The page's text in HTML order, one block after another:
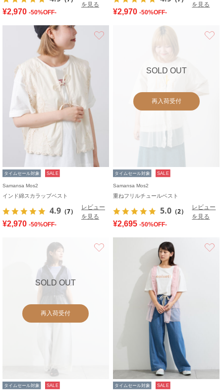
を見る
¥2,970 -50%OFF-
を見る
¥2,970 -50%OFF-
タイムセール対象 SALE
Samansa Mos2
インド綿スカラップベスト
4.9 （7）
レビュー
を見る
¥2,970 -50%OFF-
SOLD OUT
再入荷受付
タイムセール対象 SALE
Samansa Mos2
重ねフリルチュールベスト
5.0 （2）
レビュー
を見る
¥2,695 -50%OFF-
SOLD OUT
再入荷受付
タイムセール対象 SALE タイムセール対象 SALE